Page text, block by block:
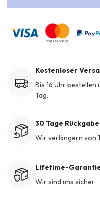
Kostenloser
Bis 16 Uhr
Tag.
30 Tage Rückgabe
Wir verlängern von
Lifetime-
Wir sind uns sicher